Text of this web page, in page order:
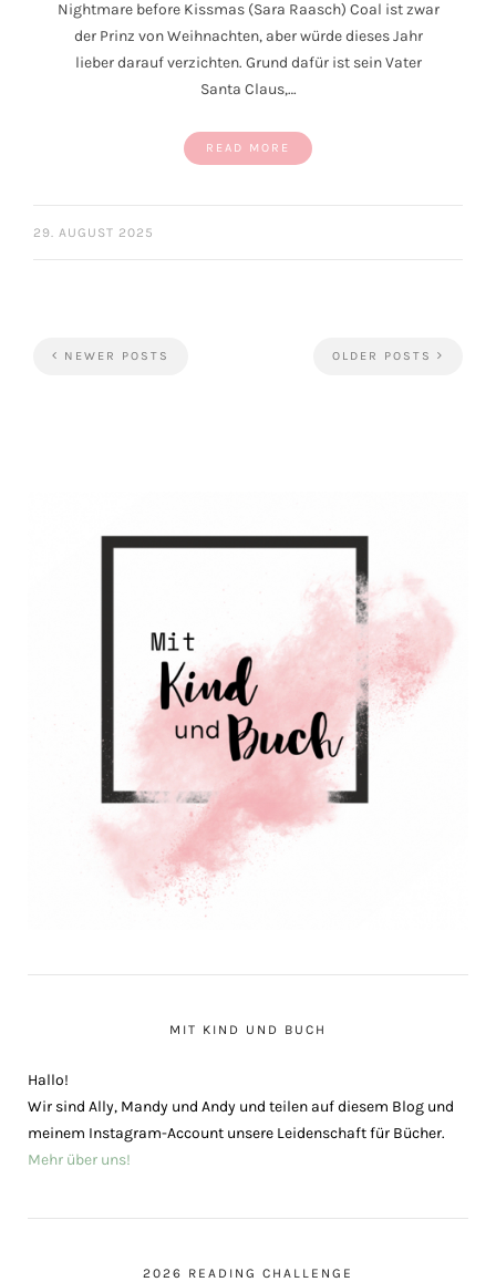
Nightmare before Kissmas (Sara Raasch) Coal ist zwar
der Prinz von Weihnachten, aber würde dieses Jahr
lieber darauf verzichten. Grund dafür ist sein Vater
Santa Claus,…
READ MORE
29. AUGUST 2025
OLDER POSTS
NEWER POSTS
MIT KIND UND BUCH
Hallo!
Wir sind Ally, Mandy und Andy und teilen auf diesem Blog und
meinem Instagram-Account unsere Leidenschaft für Bücher.
Mehr über uns!
2026 READING CHALLENGE